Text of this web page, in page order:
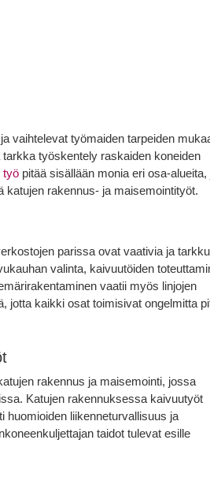
vaihtelevat työmaiden tarpeiden
työskentely raskaiden koneiden
työ pitää sisällään monia eri osa-alueita,
rakennus- ja maisemointityöt.
parissa ovat vaativia ja
valinta, kaivuutöiden
vaatii myös linjojen
jotta kaikki osat toimisivat ongelmitta
rakennus ja maisemointi, jossa
Katujen rakennuksessa kaivuutyöt
huomioiden liikenneturvallisuus ja
taidot tulevat esille